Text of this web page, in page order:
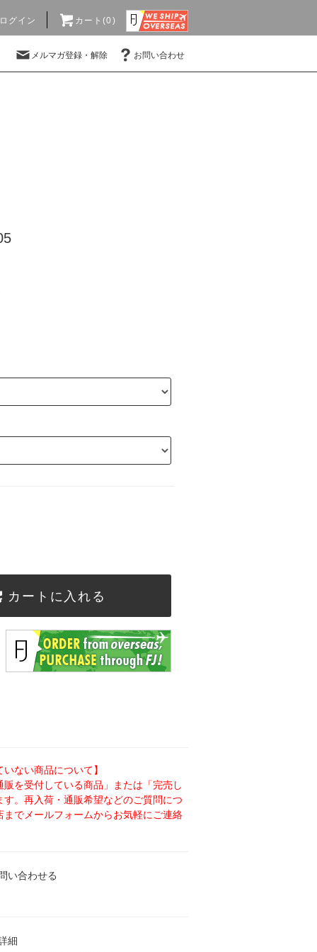
ログイン カート(0)
メルマガ登録・解除 お問い合わせ
カートに入れる
いない商品について】
販を受付している商品」または「完売し
。再入荷・通販希望などのご質問につ
までメールフォームからお気軽にご連絡
い合わせる
細